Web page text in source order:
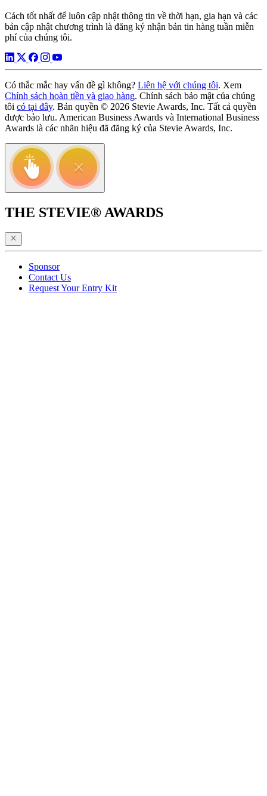
Cách tốt nhất để luôn cập nhật thông tin về thời hạn, gia hạn và các
bản cập nhật chương trình là đăng ký nhận bản tin hàng tuần miễn
phí của chúng tôi.
Có thắc mắc hay vấn đề gì không? Liên hệ với chúng tôi. Xem
Chính sách hoàn tiền và giao hàng. Chính sách bảo mật của chúng
tôi có tại đây. Bản quyền © 2026 Stevie Awards, Inc. Tất cả quyền
được bảo lưu. American Business Awards và International Business
Awards là các nhãn hiệu đã đăng ký của Stevie Awards, Inc.
THE STEVIE® AWARDS
Sponsor
Contact Us
Request Your Entry Kit